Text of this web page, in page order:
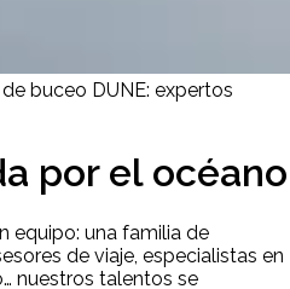
buceo DUNE: expertos
por el océano
equipo: una familia de
de viaje, especialistas en
nuestros talentos se